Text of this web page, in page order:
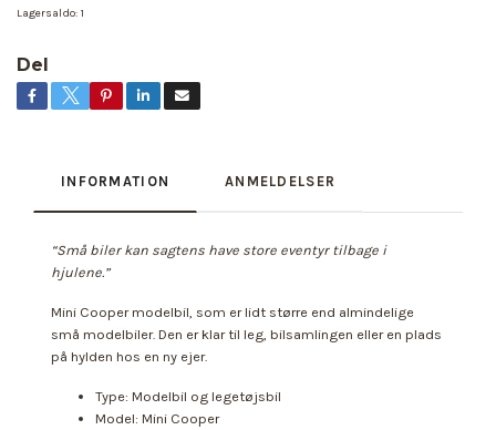
Lagersaldo: 1
Del
INFORMATION ANMELDELSER
“Små biler kan sagtens have store eventyr tilbage i
hjulene.”
Mini Cooper modelbil, som er lidt større end almindelige
små modelbiler. Den er klar til leg, bilsamlingen eller en plads
på hylden hos en ny ejer.
Type: Modelbil og legetøjsbil
Model: Mini Cooper